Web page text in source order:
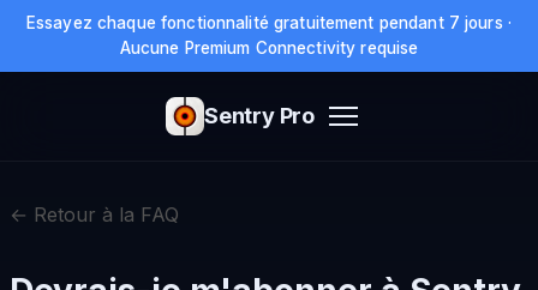
Essayez chaque fonctionnalité gratuitement pendant 7 jours ·
Aucune Premium Connectivity requise
Sentry Pro
← Retour à la FAQ